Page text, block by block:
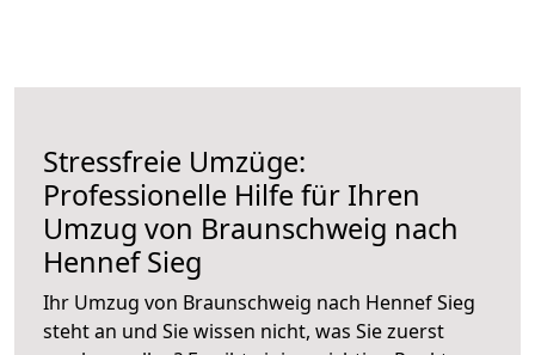
Stressfreie Umzüge:
Professionelle Hilfe für Ihren
Umzug von Braunschweig nach
Hennef Sieg
Ihr Umzug von Braunschweig nach Hennef Sieg
steht an und Sie wissen nicht, was Sie zuerst